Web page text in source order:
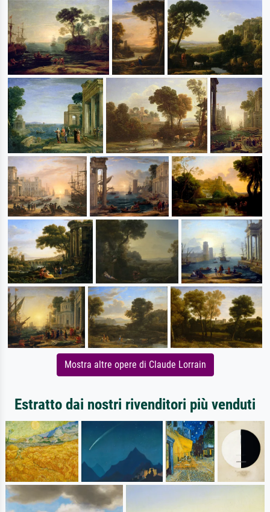
Mostra altre opere di Claude Lorrain
Estratto dai nostri rivenditori più venduti